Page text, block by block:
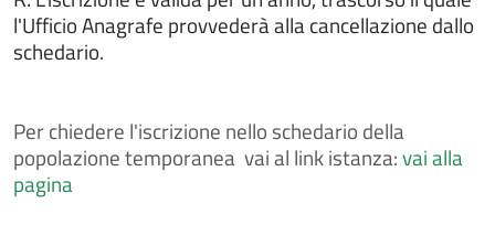
Chiedere il rilascio del passaporto
Chiedere il rilascio della tessera elettorale
Chiedere il rilascio di certificati ed estratti di atti di
stato civile
Chiedere il rilascio di certificati ed estratti di leva
militare
l'Ufficio Anagrafe provvederà alla cancellazione dallo
schedario.
Perchiedere l'iscrizione nello schedario della
popolazione temporanea vai al link istanza:vai alla
pagina